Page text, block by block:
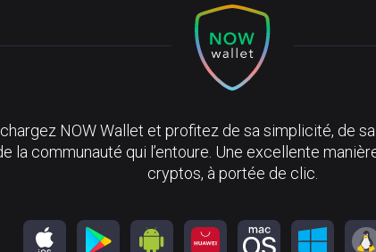
NOW Wallet et profitez de sa simplicité, de
la communauté qui l’entoure. Une excellente
cryptos, à portée de clic.